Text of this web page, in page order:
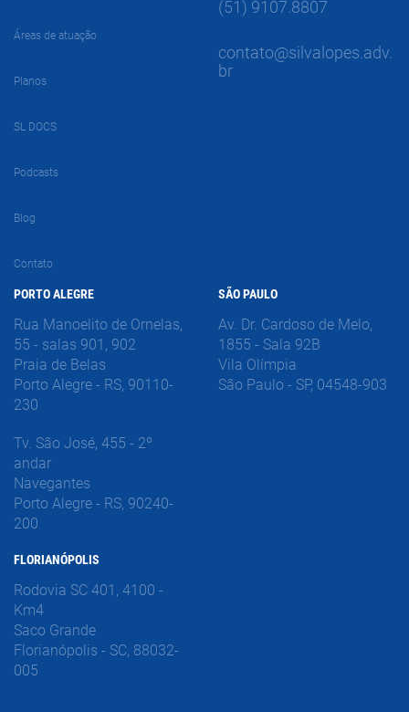
Áreas de atuação
Planos
SL DOCS
Podcasts
Blog
Contato
(51) 9107.8807
contato@silvalopes.adv.
br
PORTO ALEGRE
Rua Manoelito de Ornelas,
55 - salas 901, 902
Praia de Belas
Porto Alegre - RS, 90110-
230
Tv. São José, 455 - 2º
andar
Navegantes
Porto Alegre - RS, 90240-
200
FLORIANÓPOLIS
Rodovia SC 401, 4100 -
Km4
Saco Grande
Florianópolis - SC, 88032-
005
SÃO PAULO
Av. Dr. Cardoso de Melo,
1855 - Sala 92B
Vila Olímpia
São Paulo - SP, 04548-903